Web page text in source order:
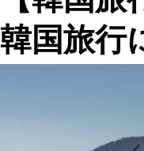
韓国旅行